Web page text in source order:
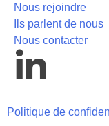
Nous rejoindre
Ils parlent de nous
Nous contacter
Politique de